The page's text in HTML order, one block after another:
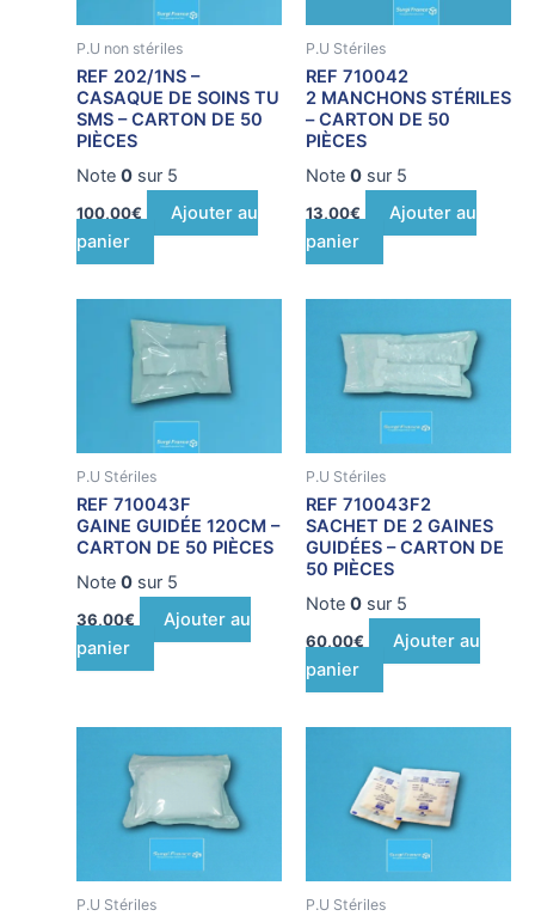
P.U non stériles
REF 202/1NS –
CASAQUE DE SOINS TU
SMS – CARTON DE 50
PIÈCES
Note 0sur 5
100,00€
Ajouter au
panier
P.U Stériles
REF 710042
2 MANCHONS STÉRILES
– CARTON DE 50
PIÈCES
Note 0sur 5
13,00€
Ajouter au
panier
P.U Stériles
REF 710043F
GAINE GUIDÉE 120CM –
CARTON DE 50 PIÈCES
Note 0sur 5
36,00€
Ajouter au
panier
P.U Stériles
REF 710043F2
SACHET DE 2 GAINES
GUIDÉES – CARTON DE
50 PIÈCES
Note 0sur 5
60,00€
Ajouter au
panier
P.U Stériles P.U Stériles